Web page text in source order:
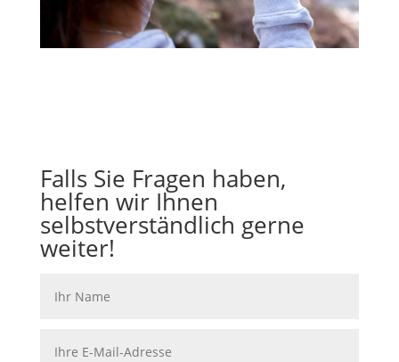
Falls Sie Fragen haben,
helfen wir Ihnen
selbstverständlich gerne
weiter!